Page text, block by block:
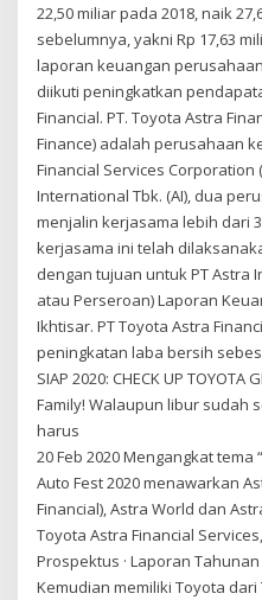
22,50 miliar pada 2018, naik
sebelumnya, yakni Rp 17,63
laporan keuangan
diikuti peningkatkan
Financial. PT. Toyota Astra
Finance) adalah perusahaan
Financial Services Corporation
International Tbk. (AI), dua
menjalin kerjasama lebih dari
kerjasama ini telah
dengan tujuan untuk PT Astra
atau Perseroan) Laporan
Ikhtisar. PT Toyota Astra
peningkatan laba bersih
SIAP 2020: CHECK UP TOYOTA
Family! Walaupun libur sudah
harus
20 Feb 2020 Mengangkat tema
Auto Fest 2020 menawarkan
Financial), Astra World dan
Toyota Astra Financial
Prospektus · Laporan
Kemudian memiliki Toyota dari